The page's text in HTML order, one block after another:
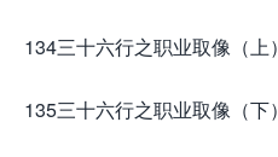
134三十六行之职业取像（上）
135三十六行之职业取像（下）